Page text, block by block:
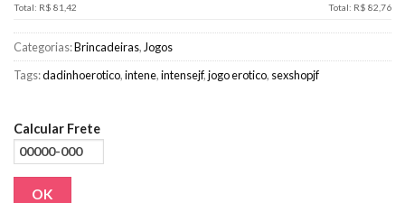
Total: R$ 81,42 Total: R$ 82,76
Categorias:Brincadeiras, Jogos
Tags:dadinhoerotico,intene,intensejf,jogo erotico, sexshopjf
Calcular Frete
OK